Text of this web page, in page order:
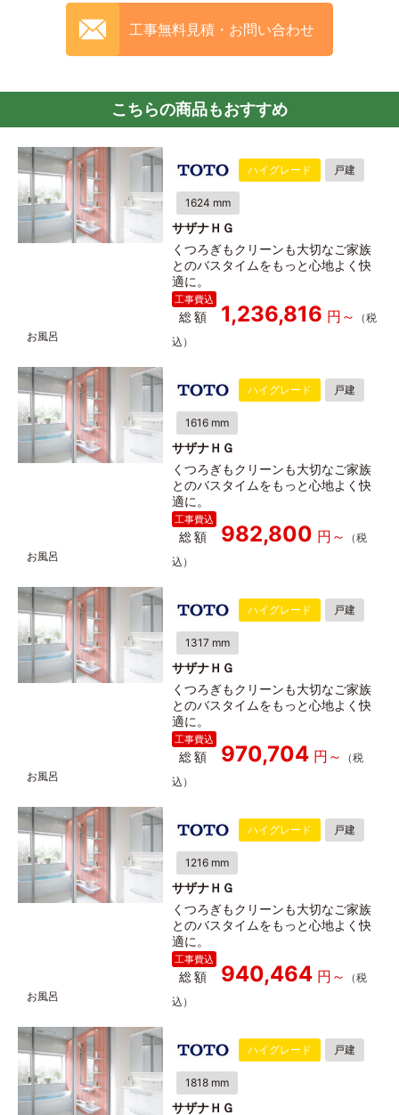
工事無料見積・お問い合わせ
こちらの商品もおすすめ
ハイグレード 戸建
1624 mm
サザナＨＧ
くつろぎもクリーンも大切なご家族
とのバスタイムをもっと心地よく快
適に。
総額 1,236,816
ハイグレード 戸建
1616 mm
サザナＨＧ
くつろぎもクリーンも大切なご家族
とのバスタイムをもっと心地よく快
適に。
総額 982,800
ハイグレード 戸建
1317 mm
サザナＨＧ
くつろぎもクリーンも大切なご家族
とのバスタイムをもっと心地よく快
適に。
総額 970,704
ハイグレード 戸建
1216 mm
サザナＨＧ
くつろぎもクリーンも大切なご家族
とのバスタイムをもっと心地よく快
適に。
総額 940,464
ハイグレード 戸建
1818 mm
サザナＨＧ